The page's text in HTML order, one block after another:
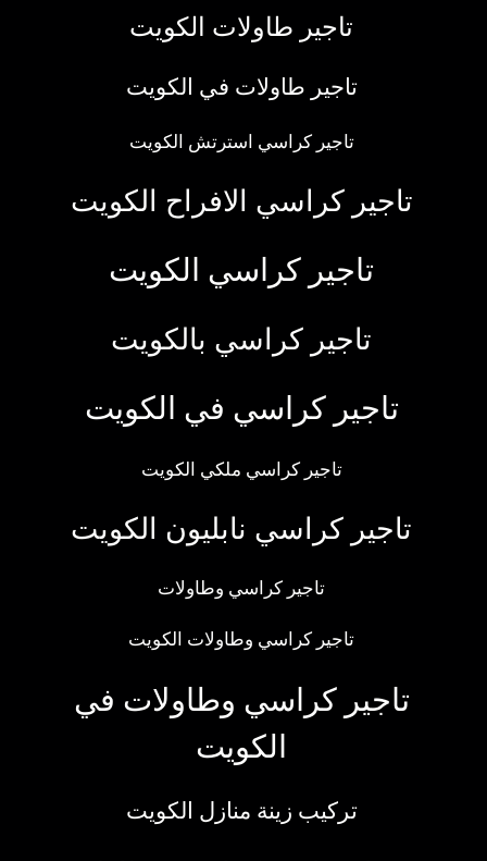
تاجير طاولات الكويت
تاجير طاولات في الكويت
تاجير كراسي استرتش الكويت
تاجير كراسي الافراح الكويت
تاجير كراسي الكويت
تاجير كراسي بالكويت
تاجير كراسي في الكويت
تاجير كراسي ملكي الكويت
تاجير كراسي نابليون الكويت
تاجير كراسي وطاولات
تاجير كراسي وطاولات الكويت
تاجير كراسي وطاولات في
الكويت
تركيب زينة منازل الكويت